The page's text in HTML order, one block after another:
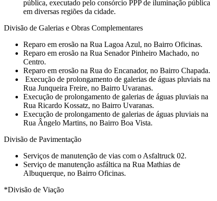
pública, executado pelo consórcio PPP de iluminação pública
em diversas regiões da cidade.
Divisão de Galerias e Obras Complementares
⁠Reparo em erosão na Rua Lagoa Azul, no Bairro Oficinas.
Reparo em erosão na Rua Senador Pinheiro Machado, no
Centro.
Reparo em erosão na Rua do Encanador, no Bairro Chapada.
⁠ Execução de prolongamento de galerias de águas pluviais na
Rua Junqueira Freire, no Bairro Uvaranas.
⁠Execução de prolongamento de galerias de águas pluviais na
Rua Ricardo Kossatz, no Bairro Uvaranas.
⁠Execução de prolongamento de galerias de águas pluviais na
Rua Ângelo Martins, no Bairro Boa Vista.
Divisão de Pavimentação
Serviços de manutenção de vias com o Asfaltruck 02.
Serviço de manutenção asfáltica na Rua Mathias de
Albuquerque, no Bairro Oficinas.
*Divisão de Viação